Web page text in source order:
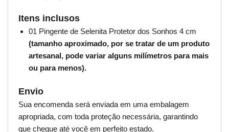
Itens inclusos
01 Pingente de Selenita Protetor dos Sonhos 4 cm
(tamanho aproximado, por se tratar de um produto
artesanal, pode variar alguns milímetros para mais
ou para menos).
Envio
Sua encomenda será enviada em uma embalagem
apropriada, com toda proteção necessária, garantindo
que chegue até você em perfeito estado.